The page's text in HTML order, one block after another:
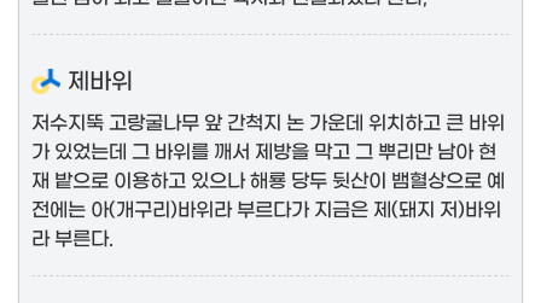
제바위
저수지뚝 고랑굴나무 앞 간척지 논 가운데 위치하고 큰 바위
가 있었는데 그 바위를 깨서 제방을 막고 그 뿌리만 남아 현
재 밭으로 이용하고 있으나 해룡 당두 뒷산이 뱀혈상으로 예
전에는 아(개구리)바위라 부르다가 지금은 제(돼지 저)바위
라 부른다.